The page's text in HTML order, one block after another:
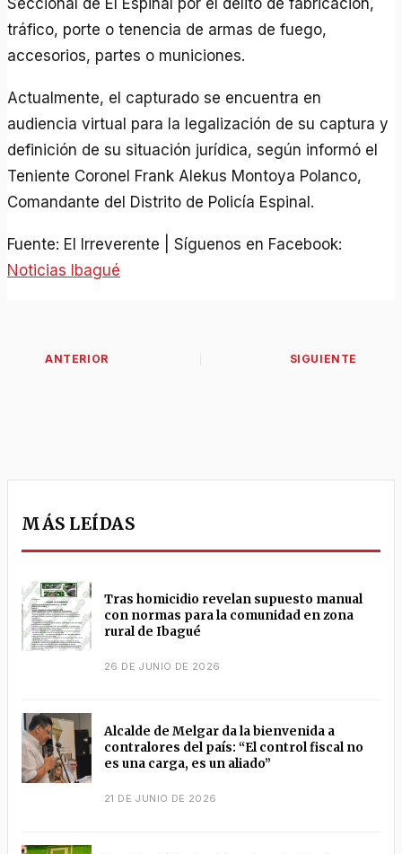
Seccional de El Espinal por el delito de fabricación,
tráfico, porte o tenencia de armas de fuego,
accesorios, partes o municiones.
Actualmente, el capturado se encuentra en
audiencia virtual para la legalización de su captura y
definición de su situación jurídica, según informó el
Teniente Coronel Frank Alekus Montoya Polanco,
Comandante del Distrito de Policía Espinal.
Fuente: El Irreverente | Síguenos en Facebook:
Noticias Ibagué
MÁS LEÍDAS
Tras homicidio revelan supuesto manual
con normas para la comunidad en zona
rural de Ibagué
26 DE JUNIO DE 2026
Alcalde de Melgar da la bienvenida a
contralores del país: “El control fiscal no
es una carga, es un aliado”
21 DE JUNIO DE 2026